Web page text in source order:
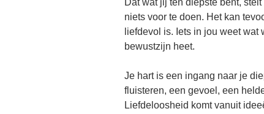
Dat wat jij ten diepste bent,
niets voor te doen. Het kan
liefdevol is. Iets in jou weet
bewustzijn heet.
Je hart is een ingang naar je
fluisteren, een gevoel, een
Liefdeloosheid komt vanuit